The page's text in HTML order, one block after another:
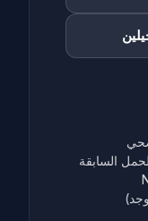
السابقة